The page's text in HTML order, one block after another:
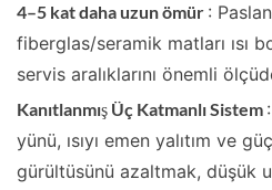
4–5 kat daha uzun ömür :
fiberglas/seramik matları ısı
servis aralıklarını önemli
Kanıtlanmış Üç Katmanlı Sistem
yünü, ısıyı emen yalıtım ve
gürültüsünü azaltmak, düşük